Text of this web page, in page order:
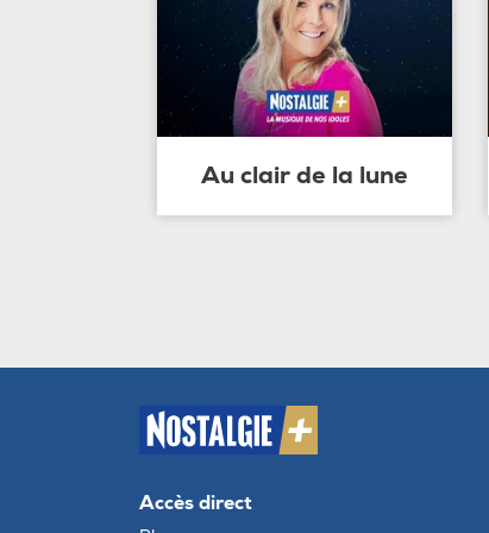
Au clair de la lune
Accès direct